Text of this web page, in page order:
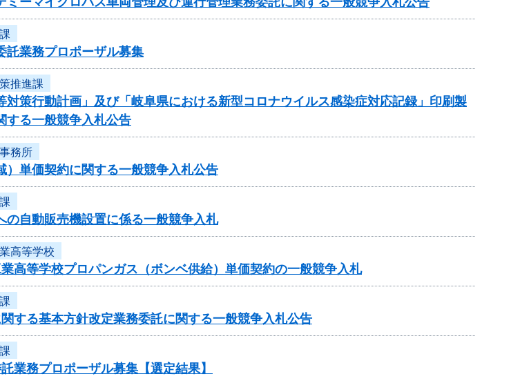
託業務プロポーザル募集
推進課
対策行動計画」及び「岐阜県における新型コロナウイルス感染症対応記録」印刷製
する一般競争入札公告
務所
）単価契約に関する一般競争入札公告
の自動販売機設置に係る一般競争入札
高等学校
高等学校プロパンガス（ボンベ供給）単価契約の一般競争入札
する基本方針改定業務委託に関する一般競争入札公告
業務プロポーザル募集【選定結果】